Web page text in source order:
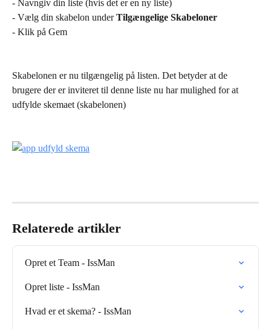
- Navngiv din liste (hvis det er en ny liste)
- Vælg din skabelon under Tilgængelige Skabeloner
- Klik på Gem
Skabelonen er nu tilgængelig på listen. Det betyder at de
brugere der er inviteret til denne liste nu har mulighed for at
udfylde skemaet (skabelonen)
Relaterede artikler
Opret et Team - IssMan
Opret liste - IssMan
Hvad er et skema? - IssMan